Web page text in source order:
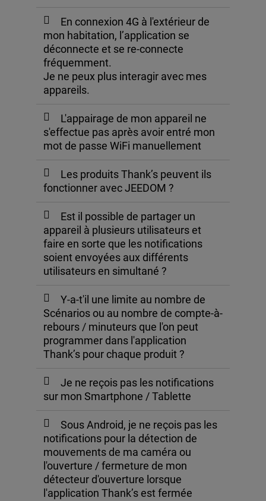
En connexion 4G à l'extérieur de
mon habitation, l’application se
déconnecte et se re-connecte
fréquemment.
Je ne peux plus interagir avec mes
appareils.
L'appairage de mon appareil ne
s'effectue pas après avoir entré mon
mot de passe WiFi manuellement
Les produits Thank’s peuvent ils
fonctionner avec JEEDOM ?
Est il possible de partager un
appareil à plusieurs utilisateurs et
faire en sorte que les notifications
soient envoyées aux différents
utilisateurs en simultané ?
Y-a-t'il une limite au nombre de
Scénarios ou au nombre de compte-à-
rebours / minuteurs que l'on peut
programmer dans l'application
Thank’s pour chaque produit ?
Je ne reçois pas les notifications
sur mon Smartphone / Tablette
Sous Android, je ne reçois pas les
notifications pour la détection de
mouvements de ma caméra ou
l'ouverture / fermeture de mon
détecteur d'ouverture lorsque
l'application Thank’s est fermée